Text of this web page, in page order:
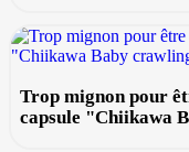
Trop mignon pour
capsule "Chiikawa